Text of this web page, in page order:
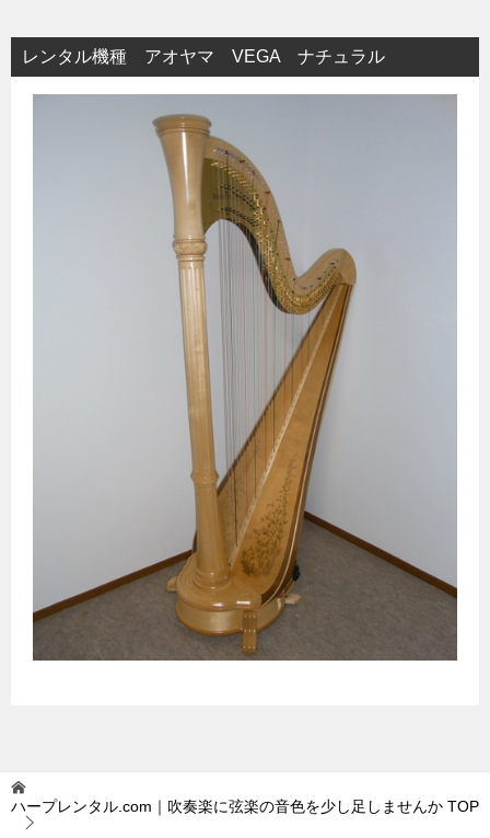
レンタル機種 アオヤマ VEGA ナチュラル
ハープレンタル.com｜吹奏楽に弦楽の音色を少し足しませんか TOP